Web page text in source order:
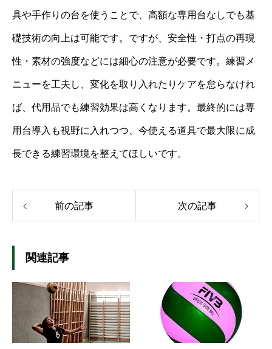
具や手作りの台を使うことで、高額な専用台なしでも基
礎技術の向上は可能です。ですが、安全性・打点の再現
性・素材の強度などには細心の注意が必要です。練習メ
ニューを工夫し、変化を取り入れたりケアを怠らなけれ
ば、代用品でも練習効果は高くなります。最終的には専
用台導入も視野に入れつつ、今使える道具で最大限に成
長できる練習環境を整えてほしいです。
前の記事 次の記事
関連記事